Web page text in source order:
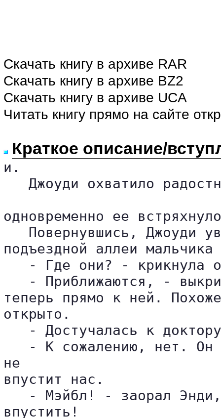
Скачать книгу в архиве RAR
Скачать книгу в архиве BZ2
Скачать книгу в архиве UCA
Читать книгу прямо на сайте
Краткое описание/
и.
Джоуди охватило
одновременно ее
Повернувшись, Джоуди
подъездной аллеи
- Где они? - крикнула
- Приближаются, -
теперь прямо к ней.
открыто.
- Достучалась к
- К сожалению, нет.
не
впустит нас.
- Мэйбл! - заорал
впустить!